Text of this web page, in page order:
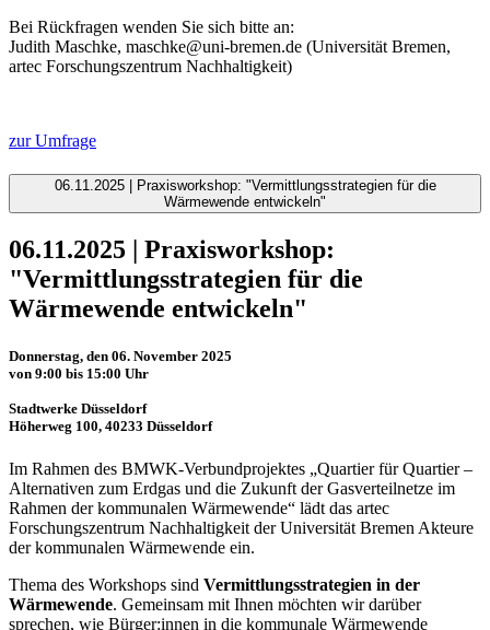
Bei Rückfragen wenden Sie sich bitte an:
Judith Maschke, maschke@uni-bremen.de (Universität Bremen,
artec Forschungszentrum Nachhaltigkeit)
zur Umfrage
06.11.2025 | Praxisworkshop: "Vermittlungsstrategien für die
Wärmewende entwickeln"
06.11.2025 | Praxisworkshop:
"Vermittlungsstrategien für die
Wärmewende entwickeln"
Donnerstag, den 06. November 2025
von 9:00 bis 15:00 Uhr
Stadtwerke Düsseldorf
Höherweg 100, 40233 Düsseldorf
Im Rahmen des BMWK-Verbundprojektes „Quartier für Quartier –
Alternativen zum Erdgas und die Zukunft der Gasverteilnetze im
Rahmen der kommunalen Wärmewende“ lädt das artec
Forschungszentrum Nachhaltigkeit der Universität Bremen Akteure
der kommunalen Wärmewende ein.
Thema des Workshops sind Vermittlungsstrategien in der
Wärmewende. Gemeinsam mit Ihnen möchten wir darüber
sprechen, wie Bürger:innen in die kommunale Wärmewende